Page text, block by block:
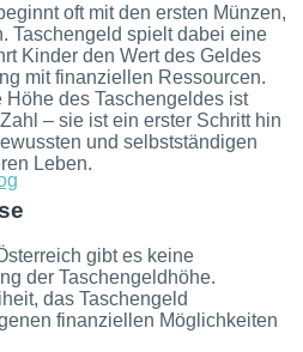
oft mit den ersten Münzen,
Taschengeld spielt dabei eine
Kinder den Wert des Geldes
mit finanziellen Ressourcen.
des Taschengeldes ist
– sie ist ein erster Schritt hin
und selbstständigen
Leben.
gibt es keine
der Taschengeldhöhe.
das Taschengeld
finanziellen Möglichkeiten